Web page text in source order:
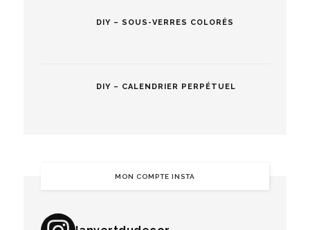
DIY – SOUS-VERRES COLORÉS
DIY – CALENDRIER PERPÉTUEL
MON COMPTE INSTA